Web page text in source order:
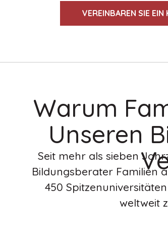
VEREINBAREN SIE
Warum
Unseren
Seit mehr als sieben
Bildungsberater Familien
450
weltweit